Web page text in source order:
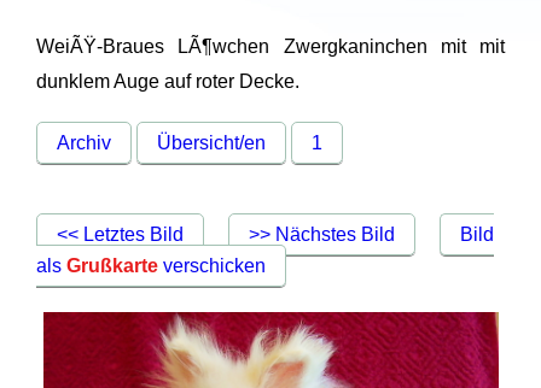
WeiÃŸ-Braues LÃ¶wchen Zwergkaninchen mit mit
dunklem Auge auf roter Decke.
Archiv Übersicht/en 1
<< Letztes Bild >> Nächstes Bild
Bild
alsGrußkarte verschicken